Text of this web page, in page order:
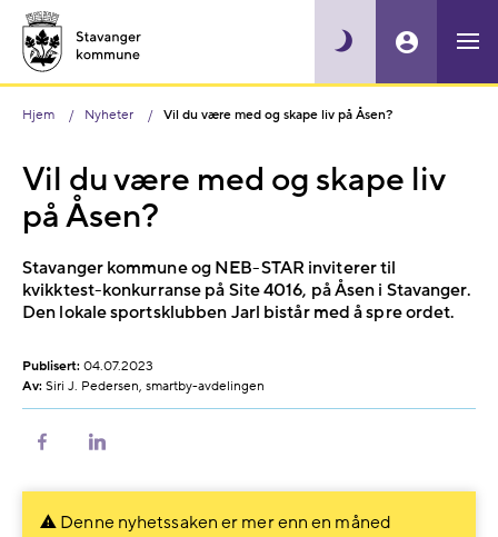
Hjem Nyheter Vil du være med og skape liv på Åsen?
Vil du være med og skape liv
på Åsen?
Stavanger kommune og NEB-STAR inviterer til
kvikktest-konkurranse på Site 4016, på Åsen i Stavanger.
Den lokale sportsklubben Jarl bistår med å spre ordet.
Publisert: 04.07.2023
Av: Siri J. Pedersen, smartby-avdelingen
Del
Del
Denne nyhetssaken er mer enn en måned